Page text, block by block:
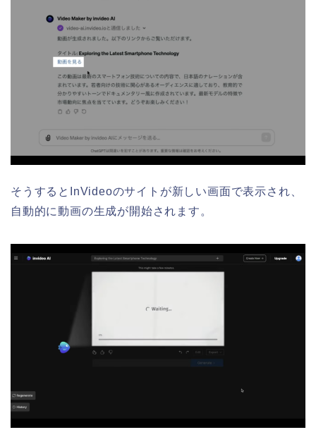
そうするとInVideoのサイトが新しい画面で表示され、
自動的に動画の生成が開始されます。